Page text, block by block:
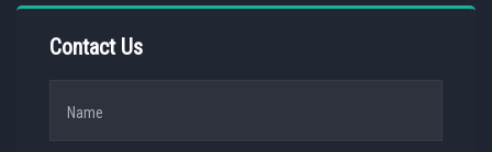
Contact Us